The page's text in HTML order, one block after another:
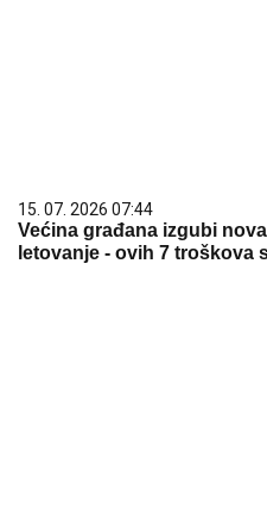
15. 07. 2026 07:44
Većina građana izgubi
letovanje - ovih 7 troškova